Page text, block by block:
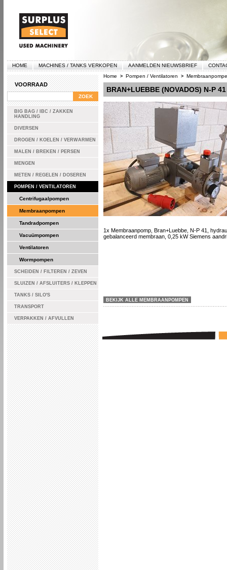
HOME MACHINES / TANKS VERKOPEN AANMELDEN NIEUWSBRIEF
VOORRAAD
BIG BAG / IBC / ZAKKEN
HANDLING
DIVERSEN
DROGEN / KOELEN / VERWARMEN
MALEN / BREKEN / PERSEN
MENGEN
METEN / REGELEN / DOSEREN
POMPEN / VENTILATOREN
Centrifugaalpompen
Membraanpompen
Tandradpompen
Vacuümpompen
Ventilatoren
Wormpompen
SCHEIDEN / FILTEREN / ZEVEN
SLUIZEN / AFSLUITERS / KLEPPEN
TANKS / SILO'S
TRANSPORT
VERPAKKEN / AFVULLEN
Home > Pompen / Ventilatoren >
BRAN+LUEBBE (NOVADOS) N-P
1x Membraanpomp, Bran+Luebbe, N-P 41,
gebalanceerd membraan, 0,25 kW Siemens
BEKIJK ALLE MEMBRAANPOMPEN